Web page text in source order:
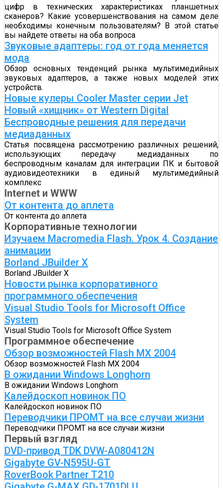
цифр в технических характеристиках планшетных
сканеров? Какие усовершенствования на самом деле
необходимы конечным пользователям? В этой статье
вы найдете ответы на оба вопроса
Звуковые адаптеры: год от года меняется
мода
Обзор основных тенденций рынка мультимедийных
звуковых адаптеров, а также новых моделей этих
устройств.
Новые кулеры Cooler Master серии Jet
Новый «хищник» от Western Digital
Беспроводные решения для передачи
медиаданных
Статья посвящена рассмотрению различных решений,
использующих передачу медиаданных по
беспроводным каналам для интеграции ПК и бытовой
аудиовидеотехники в единый мультимедийный
комплекс
Internet и WWW
От контента до аплета
От контента до аплета
Корпоративные технологии
Изучаем Macromedia Flash. Урок 4. Создание
анимации
Borland JBuilder X
Borland JBuilder X
Новости рынка корпоративного
программного обеспечения
Visual Studio Tools for Microsoft Office
System
Visual Studio Tools for Microsoft Office System
Программное обеспечение
Обзор возможностей Flash MX 2004
Обзор возможностей Flash MX 2004
В ожидании Windows Longhorn
В ожидании Windows Longhorn
Калейдоскоп новинок ПО
Калейдоскоп новинок ПО
Переводчики ПРОМТ на все случаи жизни
Переводчики ПРОМТ на все случаи жизни
Первый взгляд
DVD-привод TDK DVW-A080412N
Gigabyte GV-N595U-GT
RoverBook Partner T210